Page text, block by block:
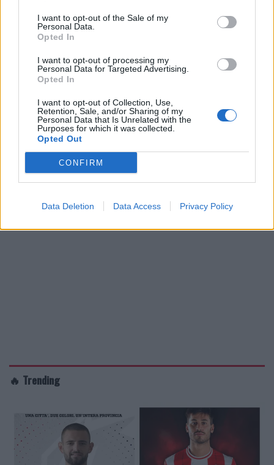
I want to opt-out of the Sale of my
Personal Data.
Opted In
I want to opt-out of processing my
Personal Data for Targeted Advertising.
Opted In
I want to opt-out of Collection, Use,
Retention, Sale, and/or Sharing of my
Personal Data that Is Unrelated with the
Purposes for which it was collected.
Opted Out
CONFIRM
Data Deletion Data Access Privacy Policy
🔥 Trending